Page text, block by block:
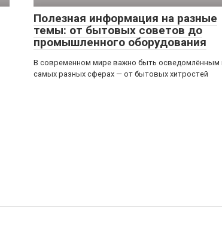
Полезная информация на разные
темы: от бытовых советов до
промышленного оборудования
В современном мире важно быть осведомлённым
самых разных сферах — от бытовых хитростей